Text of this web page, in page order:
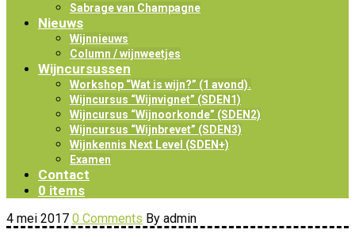
Sabrage van Champagne
Nieuws
Wijnnieuws
Column / wijnweetjes
Wijncursussen
Workshop “Wat is wijn?” (1 avond).
Wijncursus “Wijnvignet” (SDEN1)
Wijncursus “Wijnoorkonde” (SDEN2)
Wijncursus “Wijnbrevet” (SDEN3)
Wijnkennis Next Level (SDEN+)
Examen
Contact
0 items
4 mei 2017 0 Comments By admin